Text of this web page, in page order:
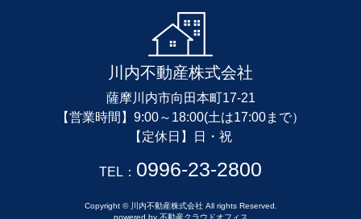
川内不動産株式会社
薩摩川内市向田本町17-21
【営業時間】9:00～18:00(土は17:00まで）
【定休日】日・祝
TEL： 0996-23-2800
Copyright © 川内不動産株式会社 All rights Reserved.
powered by 不動産クラウドオフィス